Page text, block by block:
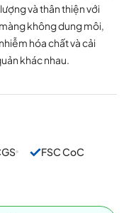
và thân thiện với
không dung môi,
hóa chất và cải
khác nhau.
FSC CoC